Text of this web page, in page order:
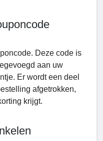
Deze code is
aan uw
Er wordt een deel
afgetrokken,
krijgt.